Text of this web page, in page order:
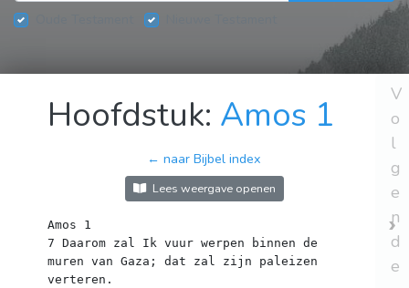
Hoofdstuk: Amos 1
← naar Bijbel index
Lees weergave openen
Amos 1
7 Daarom zal Ik vuur werpen binnen de
muren van Gaza; dat zal zijn paleizen
verteren.
V
o
l
g
e
n
d
e